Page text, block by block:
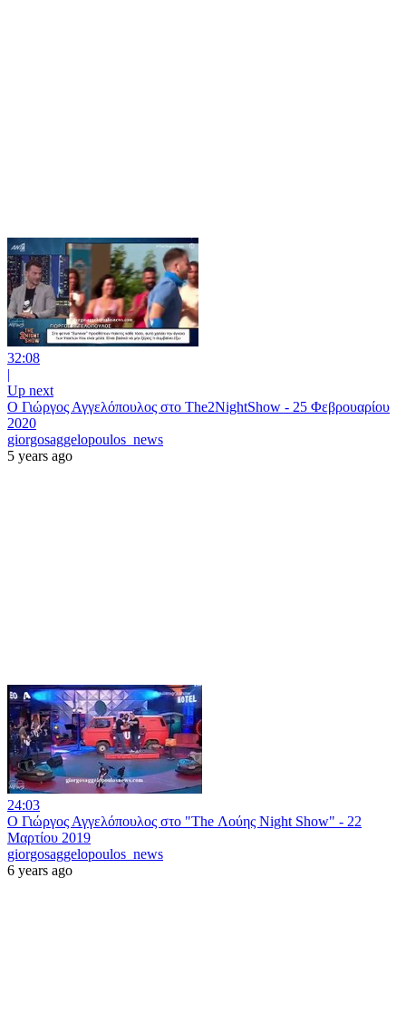
32:08
|
Up next
Ο Γιώργος Αγγελόπουλος στο The2NightShow - 25 Φεβρουαρίου
2020
giorgosaggelopoulos_news
5 years ago
24:03
Ο Γιώργος Αγγελόπουλος στο "The Λούης Night Show" - 22
Μαρτίου 2019
giorgosaggelopoulos_news
6 years ago